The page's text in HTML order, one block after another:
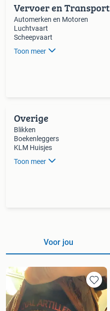
Vervoer en Transport
Automerken en Motoren
Luchtvaart
Scheepvaart
Toon meer
Overige
Blikken
Boekenleggers
KLM Huisjes
Toon meer
Voor jou